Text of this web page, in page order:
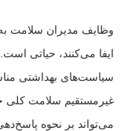
وظایف مدیران سلامت
ایفا می‌کنند، حیاتی است.
سیاست‌های بهداشتی
غیرمستقیم سلامت کلی
می‌تواند بر نحوه